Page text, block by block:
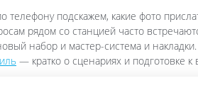
телефону подскажем, какие фото
рядом со станцией часто
набор и мастер-система и
— кратко о сценариях и подготовке к